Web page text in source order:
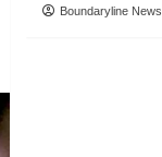
Boundaryline News